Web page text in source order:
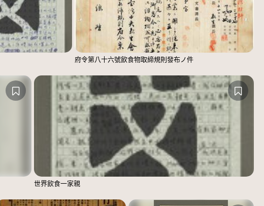
府令第八十六號飲食物取締規則發布ノ件
世界飲食一家親